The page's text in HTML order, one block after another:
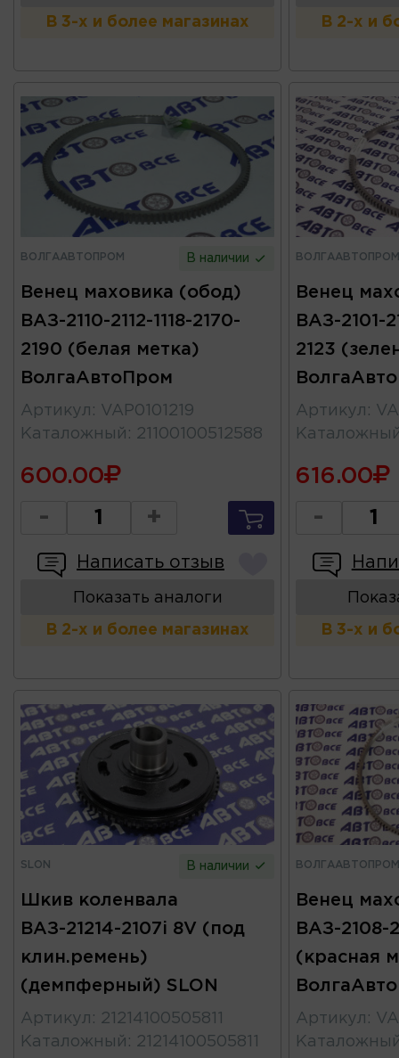
В 3-х и более магазинах В 2-х и
ВОЛГААВТОПРОМ В наличии
Венец маховика (обод)
ВАЗ-2110-2112-1118-2170-
2190 (белая метка)
ВолгаАвтоПром
Артикул : VAP0101219
Каталожный : 21100100512588
600.00
- +
Написать отзыв
Показать аналоги
В 2-х и более магазинах
ВОЛГААВТОПРОМ
Венец
ВАЗ-2101-
2123
Артикул :
616.00
-
В 3-х и
SLON В наличии
Шкив коленвала
ВАЗ-21214-2107i 8V (под
клин.ремень)
(демпферный) SLON
Артикул : 21214100505811
Каталожный : 21214100505811
ВОЛГААВТОПРОМ
Венец
ВАЗ-2108-
(красная
Артикул :